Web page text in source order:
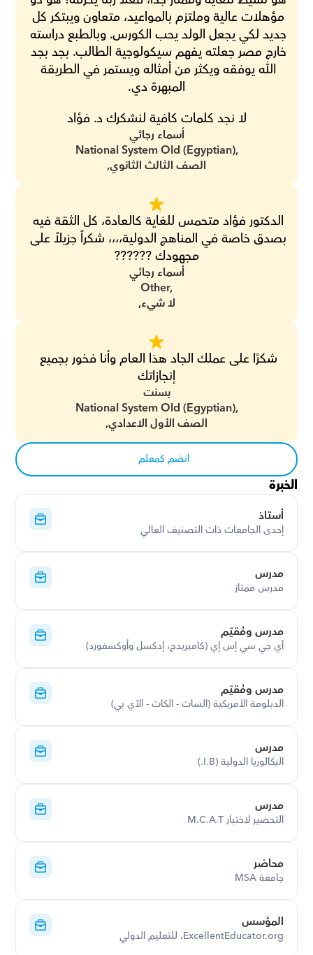
المبهرة دي.
لا نجد كلمات كافية لنشكرك د. فؤاد
أسماء رجائي
الصف الثالث الثانوي,
National System Old (Egyptian),
مجهودك ??????
أسماء رجائي
لا شيء,
Other,
إنجازاتك
بسنت
الصف الأول الاعدادي,
National System Old (Egyptian),
انضم كمعلم
الخبرة
أستاذ
إحدى الجامعات ذات التصنيف العالي
مدرس
مدرس ممتاز
مدرس ومُقيّم
آي جي سي إس إي (كامبريدج، إدكسل وأوكسفورد)
مدرس ومُقيّم
الدبلومة الأمريكية (السات - الكات - الآي بي)
مدرس
البكالوريا الدولية (I.B.)
مدرس
التحضير لاختبار M.C.A.T
محاضر
جامعة MSA
المؤسس
ExcellentEducator.org، للتعليم الدولي